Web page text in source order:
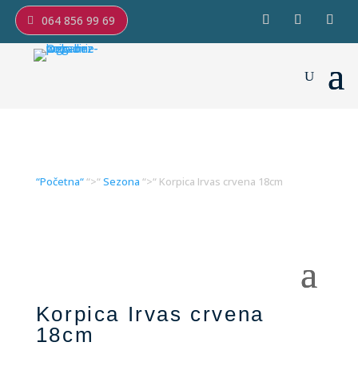
064 856 99 69
“Početna““>“Sezona “>“ Korpica Irvas crvena 18cm
Korpica Irvas crvena
18cm